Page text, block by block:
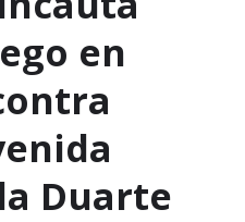
en
Duarte